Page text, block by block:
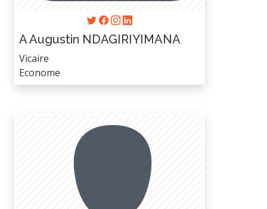
A Augustin NDAGIRIYIMANA
Vicaire
Econome